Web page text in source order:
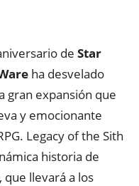
de Star
ha desvelado
gran expansión que
y emocionante
Legacy of the Sith
historia de
, que llevará a los